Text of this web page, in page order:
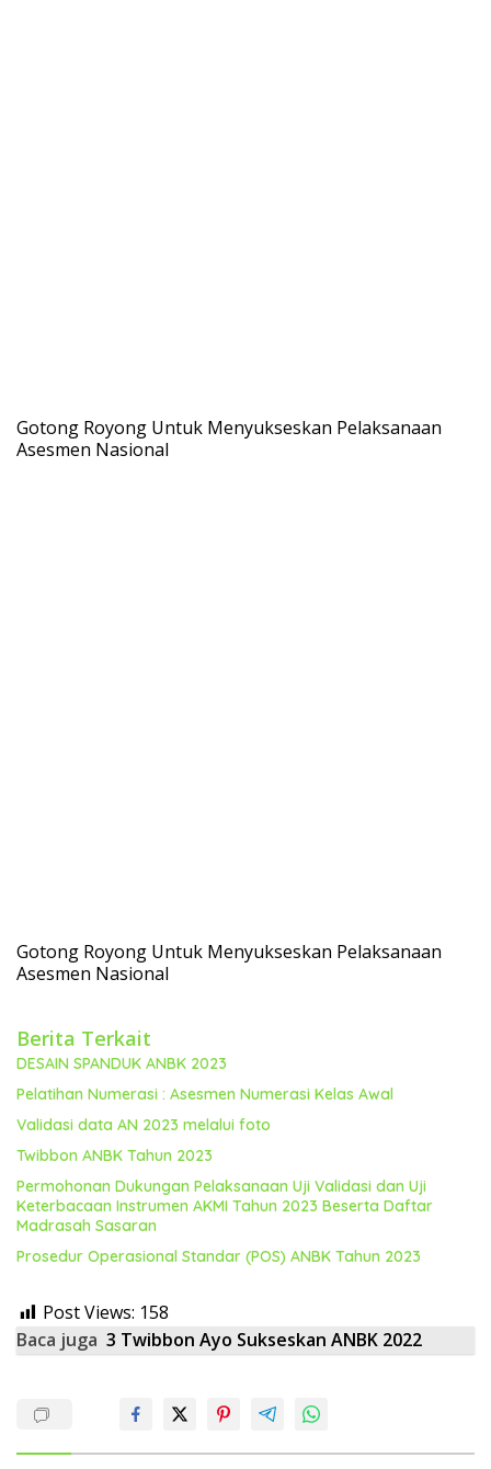
Gotong Royong Untuk Menyukseskan Pelaksanaan
Asesmen Nasional
Gotong Royong Untuk Menyukseskan Pelaksanaan
Asesmen Nasional
Berita Terkait
DESAIN SPANDUK ANBK 2023
Pelatihan Numerasi : Asesmen Numerasi Kelas Awal
Validasi data AN 2023 melalui foto
Twibbon ANBK Tahun 2023
Permohonan Dukungan Pelaksanaan Uji Validasi dan Uji
Keterbacaan Instrumen AKMI Tahun 2023 Beserta Daftar
Madrasah Sasaran
Prosedur Operasional Standar (POS) ANBK Tahun 2023
Post Views: 158
Baca juga 3 Twibbon Ayo Sukseskan ANBK 2022